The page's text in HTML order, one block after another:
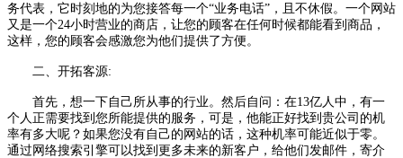
务代表，它时刻地的为您接答每一个“业务电话”，且不休假。一个网站
又是一个24小时营业的商店，让您的顾客在任何时候都能看到商品，
这样，您的顾客会感激您为他们提供了方便。
二、开拓客源:
首先，想一下自己所从事的行业。然后自问：在13亿人中，有一
个人正需要找到您所能提供的服务，可是，他能正好找到贵公司的机
率有多大呢？如果您没有自己的网站的话，这种机率可能近似于零。
通过网络搜索引擎可以找到更多未来的新客户，给他们发邮件，寄介